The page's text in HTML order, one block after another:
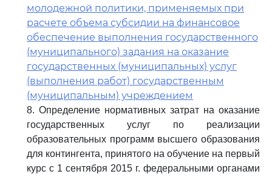
молодежной политики, применяемых при
расчете объема субсидии на финансовое
обеспечение выполнения государственного
(муниципального) задания на оказание
государственных (муниципальных) услуг
(выполнения работ) государственным
(муниципальным) учреждением
8. Определение нормативных затрат на оказание
государственных услуг по реализации
образовательных программ высшего образования
для контингента, принятого на обучение на первый
курс с 1 сентября 2015 г. федеральными органами